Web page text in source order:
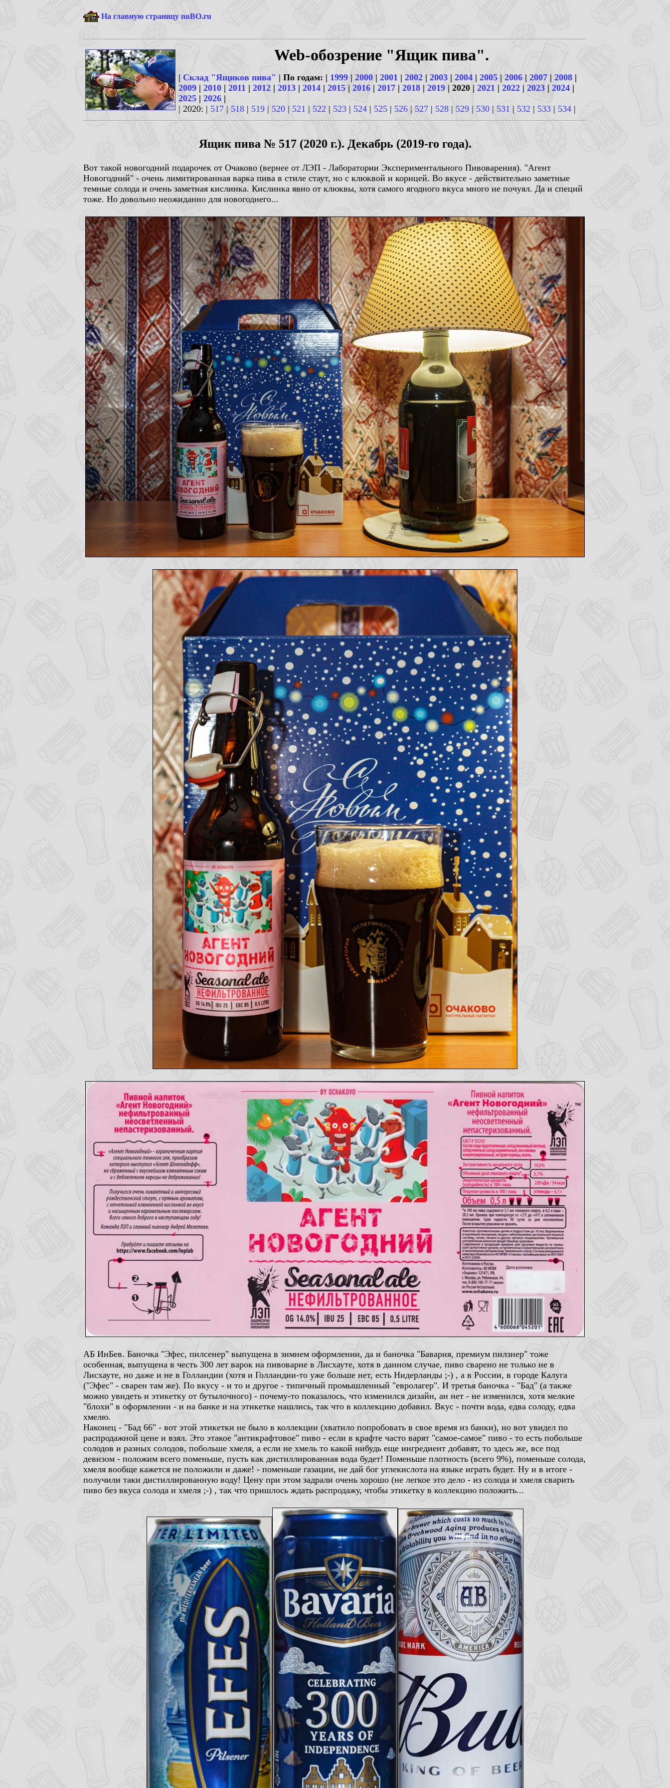
На главную страницу nuBO.ru
Web-обозрение "Ящик пива".
| Склад "Ящиков пива" | По годам: | 1999| 2000| 2001 | 2002| 2003 | 2004 | 2005 | 2006 |2007 | 2008 |
2009 | 2010 | 2011 | 2012 | 2013 | 2014 | 2015 | 2016| 2017 | 2018 | 2019 | 2020 | 2021 | 2022 | 2023 | 2024 |
2025 | 2026 |
| 2020: | 517|518 | 519 | 520 | 521 |522 | 523 | 524 | 525 | 526 |527 | 528 | 529 | 530 |531 | 532 | 533 | 534 |
Ящик пива № 517 (2020 г.). Декабрь (2019-го года).
Вот такой новогодний подарочек от Очаково (вернее от ЛЭП - Лаборатории Экспериментального Пивоварения). "Агент
Новогодний" - очень лимитированная варка пива в стиле стаут, но с клюквой и корицей. Во вкусе - действительно заметные
темные солода и очень заметная кислинка. Кислинка явно от клюквы, хотя самого ягодного вкуса много не почуял. Да и специй
тоже. Но довольно неожиданно для новогоднего...
АБ ИнБев. Баночка "Эфес, пилсенер" выпущена в зимнем оформлении, да и баночка "Бавария, премиум пилзнер" тоже
особенная, выпущена в честь 300 лет варок на пивоварне в Лисхауте, хотя в данном случае, пиво сварено не только не в
Лисхауте, но даже и не в Голландии (хотя и Голландии-то уже больше нет, есть Нидерланды ;-) , а в России, в городе Калуга
("Эфес" - сварен там же). По вкусу - и то и другое - типичный промышленный "евролагер". И третья баночка - "Бад" (а также
можно увидеть и этикетку от бутылочного) - почему-то показалось, что изменился дизайн, ан нет - не изменился, хотя мелкие
"блохи" в оформлении - и на банке и на этикетке нашлись, так что в коллекцию добавил. Вкус - почти вода, едва солоду, едва
хмелю.
Наконец - "Бад 66" - вот этой этикетки не было в коллекции (хватило попробовать в свое время из банки), но вот увидел по
распродажной цене и взял. Это этакое "антикрафтовое" пиво - если в крафте часто варят "самое-самое" пиво - то есть побольше
солодов и разных солодов, побольше хмеля, а если не хмель то какой нибудь еще ингредиент добавят, то здесь же, все под
девизом - положим всего поменьше, пусть как дистиллированная вода будет! Поменьше плотность (всего 9%), поменьше солода,
хмеля вообще кажется не положили и даже! - поменьше газации, не дай бог углекислота на языке играть будет. Ну и в итоге -
получили таки дистиллированную воду! Цену при этом задрали очень хорошо (не легкое это дело - из солода и хмеля сварить
пиво без вкуса солода и хмеля ;-) , так что пришлось ждать распродажу, чтобы этикетку в коллекцию положить...